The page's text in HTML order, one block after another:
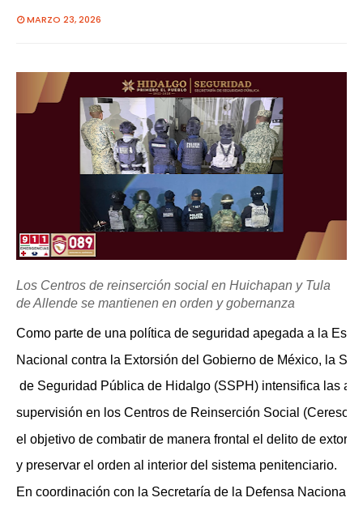
MARZO 23, 2026
Los Centros de reinserción social en Huichapan y Tula
de Allende se mantienen en orden y gobernanza
Como parte de una política de seguridad apegada a la
Nacional contra la Extorsión del Gobierno de México, la
de Seguridad Pública de Hidalgo (SSPH) intensifica las
supervisión en los Centros de Reinserción Social
el objetivo de combatir de manera frontal el delito de
y preservar el orden al interior del sistema penitenciario.
En coordinación con la Secretaría de la Defensa Nacional